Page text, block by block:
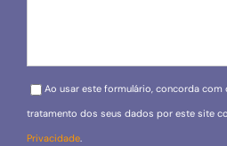
Please leave this field empty.
Ao usar este formulário, concorda com
tratamento dos seus dados por este site
Privacidade.